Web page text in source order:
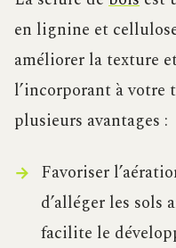
en lignine et
améliorer la texture
l’incorporant à votre
plusieurs avantages :
Favoriser
d’alléger les sols
facilite le